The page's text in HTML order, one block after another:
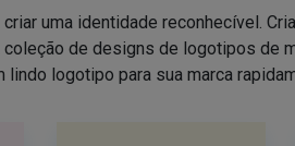
uma identidade reconhecível.
de designs de logotipos de
logotipo para sua marca